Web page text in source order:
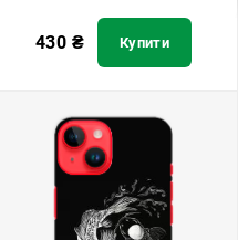
430 ₴ Купити